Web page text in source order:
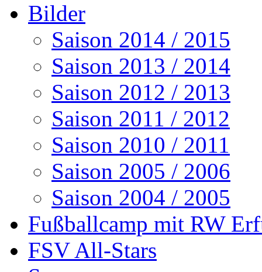
Bilder
Saison 2014 / 2015
Saison 2013 / 2014
Saison 2012 / 2013
Saison 2011 / 2012
Saison 2010 / 2011
Saison 2005 / 2006
Saison 2004 / 2005
Fußballcamp mit RW
FSV All-Stars